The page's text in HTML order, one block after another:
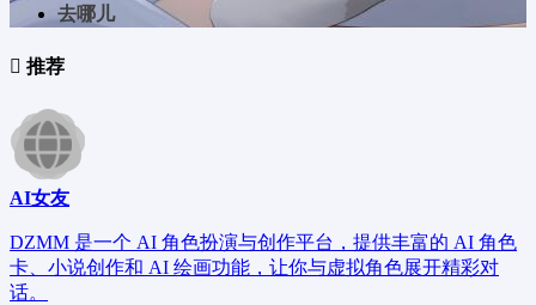
去哪儿
推荐
AI女友
DZMM 是一个 AI 角色扮演与创作平台，提供丰富的 AI 角色
卡、小说创作和 AI 绘画功能，让你与虚拟角色展开精彩对
话。